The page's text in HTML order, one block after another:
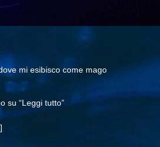
mi esibisco come mago
su “Leggi tutto”